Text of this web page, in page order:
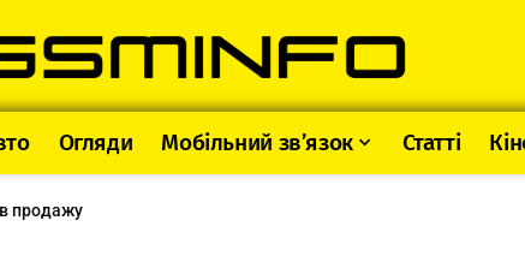
Огляди Мобільний зв’язок Статті
продажу